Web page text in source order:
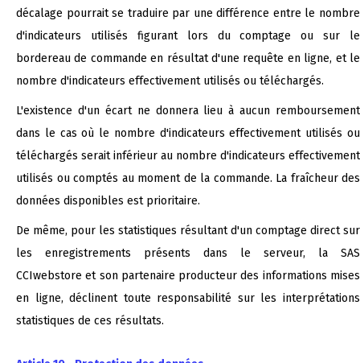
décalage pourrait se traduire par une différence entre le nombre
d'indicateurs utilisés figurant lors du comptage ou sur le
bordereau de commande en résultat d'une requête en ligne, et le
nombre d'indicateurs effectivement utilisés ou téléchargés.
L'existence d'un écart ne donnera lieu à aucun remboursement
dans le cas où le nombre d'indicateurs effectivement utilisés ou
téléchargés serait inférieur au nombre d'indicateurs effectivement
utilisés ou comptés au moment de la commande. La fraîcheur des
données disponibles est prioritaire.
De même, pour les statistiques résultant d'un comptage direct sur
les enregistrements présents dans le serveur, la SAS
CCIwebstore et son partenaire producteur des informations mises
en ligne, déclinent toute responsabilité sur les interprétations
statistiques de ces résultats.